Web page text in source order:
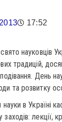
17:52
науковців
традицій,
День
та розвитку
в Україні
лекції,